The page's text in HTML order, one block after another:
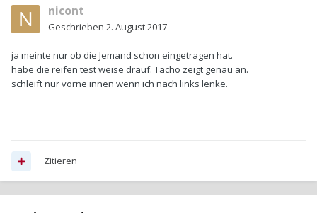
nicont
Geschrieben 2. August 2017
ja meinte nur ob die Jemand schon eingetragen hat.
habe die reifen test weise drauf. Tacho zeigt genau an.
schleift nur vorne innen wenn ich nach links lenke.
Zitieren